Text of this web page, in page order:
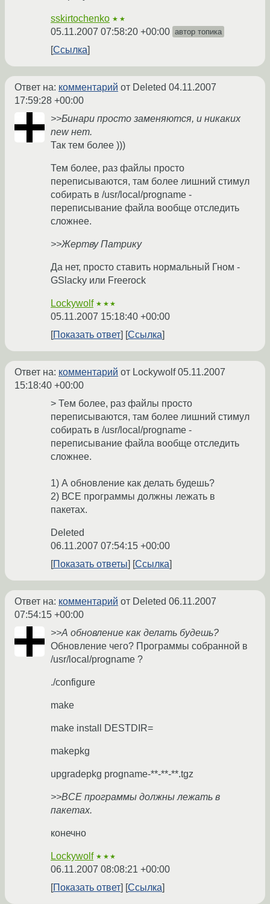
sskirtochenko ★★
05.11.2007 07:58:20 +00:00 автор топика
Ссылка
Ответ на: комментарий от Deleted 04.11.2007
17:59:28 +00:00
>>Бинари просто заменяются, и никаких
new нет.
Так тем более )))
Тем более, раз файлы просто
переписываются, там более лишний стимул
собирать в /usr/local/progname -
переписывание файла вообще отследить
сложнее.
>>Жертву Патрику
Да нет, просто ставить нормальный Гном -
GSlacky или Freerock
Lockywolf ★★★
05.11.2007 15:18:40 +00:00
Показать ответ
Ссылка
Ответ на: комментарий от Lockywolf05.11.2007
15:18:40 +00:00
> Тем более, раз файлы просто
переписываются, там более лишний стимул
собирать в /usr/local/progname -
переписывание файла вообще отследить
сложнее.
1) А обновление как делать будешь?
2) ВСЕ программы должны лежать в
пакетах.
Deleted
06.11.2007 07:54:15 +00:00
Показать ответы
Ссылка
Ответ на: комментарий от Deleted 06.11.2007
07:54:15 +00:00
>>А обновление как делать будешь?
Обновление чего? Программы собранной в
/usr/local/progname ?
./configure
make
make install DESTDIR=
makepkg
upgradepkg progname-**-**-**.tgz
>>ВСЕ программы должны лежать в
пакетах.
конечно
Lockywolf ★★★
06.11.2007 08:08:21 +00:00
Показать ответ
Ссылка